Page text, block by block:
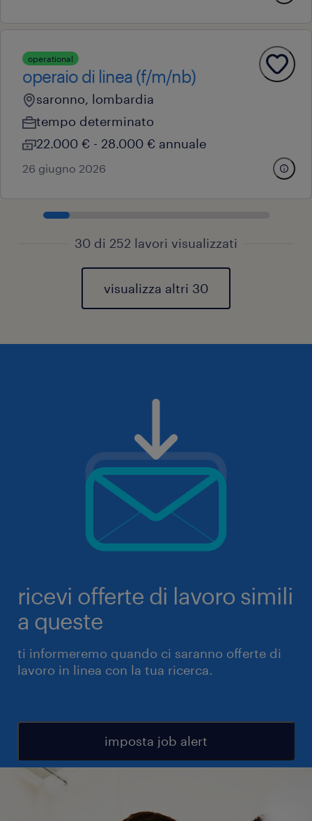
operational
operaio di linea (f/m/nb)
saronno, lombardia
tempo determinato
22.000 € - 28.000 € annuale
26 giugno 2026
30 di 252 lavori visualizzati
visualizza altri 30
ricevi offerte di lavoro simili
a queste
ti informeremo quando ci saranno offerte di
lavoro in linea con la tua ricerca.
imposta job alert